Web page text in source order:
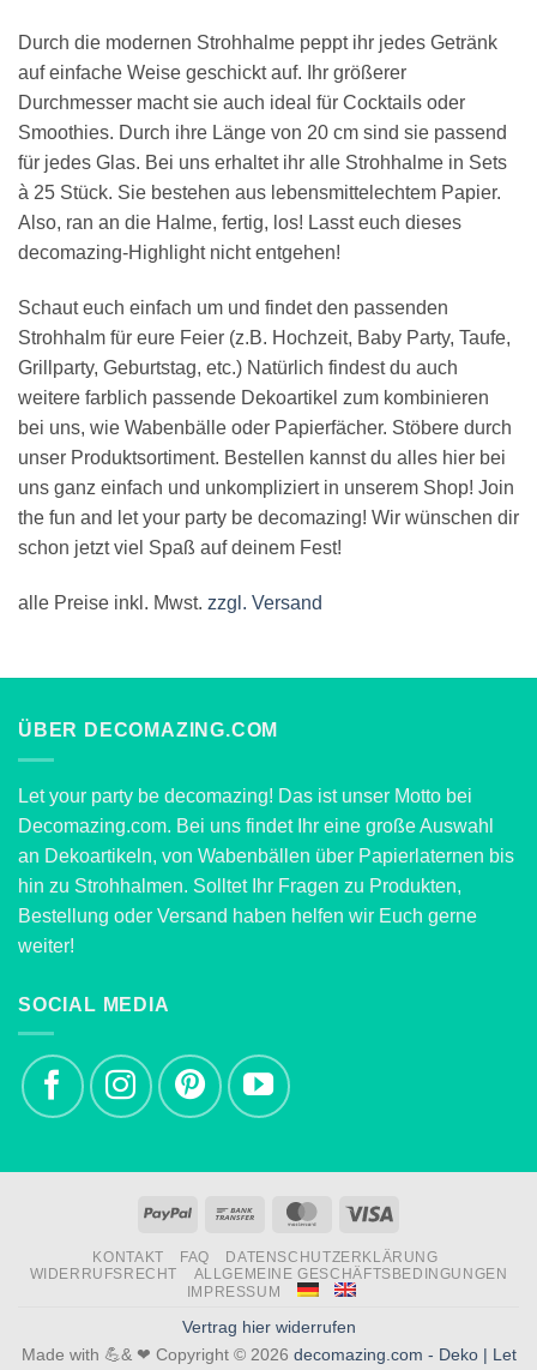
Durch die modernen Strohhalme peppt ihr jedes Getränk
auf einfache Weise geschickt auf. Ihr größerer
Durchmesser macht sie auch ideal für Cocktails oder
Smoothies. Durch ihre Länge von 20 cm sind sie passend
für jedes Glas. Bei uns erhaltet ihr alle Strohhalme in Sets
à 25 Stück. Sie bestehen aus lebensmittelechtem Papier.
Also, ran an die Halme, fertig, los! Lasst euch dieses
decomazing-Highlight nicht entgehen!
Schaut euch einfach um und findet den passenden
Strohhalm für eure Feier (z.B. Hochzeit, Baby Party, Taufe,
Grillparty, Geburtstag, etc.) Natürlich findest du auch
weitere farblich passende Dekoartikel zum kombinieren
bei uns, wie Wabenbälle oder Papierfächer. Stöbere durch
unser Produktsortiment. Bestellen kannst du alles hier bei
uns ganz einfach und unkompliziert in unserem Shop! Join
the fun and let your party be decomazing! Wir wünschen dir
schon jetzt viel Spaß auf deinem Fest!
alle Preise inkl. Mwst. zzgl. Versand
ÜBER DECOMAZING.COM
Let your party be decomazing! Das ist unser Motto bei
Decomazing.com. Bei uns findet Ihr eine große Auswahl
an Dekoartikeln, von Wabenbällen über Papierlaternen bis
hin zu Strohhalmen. Solltet Ihr Fragen zu Produkten,
Bestellung oder Versand haben helfen wir Euch gerne
weiter!
SOCIAL MEDIA
PayPal
Bank
MasterCard
KONTAKT FAQ
DATENSCHUTZERKLÄRUNG
WIDERRUFSRECHT
ALLGEMEINE GESCHÄFTSBEDINGUNGEN
IMPRESSUM
Vertrag hier widerrufen
Made with 💪& ❤ Copyright © 2026 decomazing.com - Deko | Let